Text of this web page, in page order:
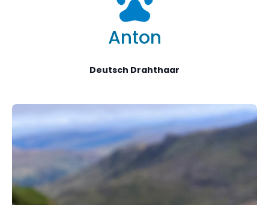
Anton
Deutsch Drahthaar